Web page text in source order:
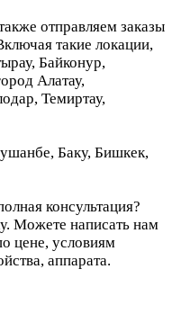
отправляем заказы
такие локации,
Байконур,
Алатау,
Темиртау,
Баку, Бишкек,
консультация?
Можете написать нам
цене, условиям
аппарата.